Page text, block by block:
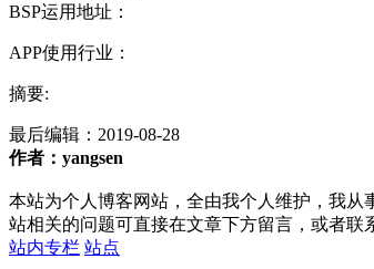
BSP运用地址：
APP使用行业：
摘要:
最后编辑： 2019-08-28
作者：yangsen
本站为个人博客网站，全由我个人维护，我从
站相关的问题可直接在文章下方留言，或者联
站内专栏 站点